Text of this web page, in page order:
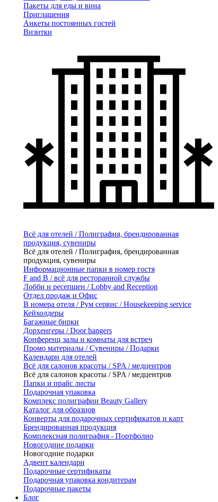
Пакеты для еды и вина
Приглашения
Анкеты постоянных гостей
Визитки
Всё для отелей / Полиграфия, брендированная
продукция, сувениры
Всё для отелей / Полиграфия, брендированная
продукция, сувениры
Информационные папки в номер гостя
F and B / всё для ресторанной службы
Лобби и ресепшен / Lobby and Reception
Отдел продаж и Офис
В номера отеля / Рум сервис / Housekeeping service
Кейхолдеры
Багажные бирки
Дорхенгеры / Door hangers
Конференц залы и комнаты для встреч
Промо материалы / Сувениры / Подарки
Календари для отелей
Всё для салонов красоты / SPA / медцентров
Всё для салонов красоты / SPA / медцентров
Папки и прайс листы
Подарочная упаковка
Комплекс полиграфии Beauty Gallery
Каталог для образцов
Конверты для подарочных сертификатов и карт
Брендированная продукция
Комплексная полиграфия - Портфолио
Новогодние подарки
Новогодние подарки
Адвент календари
Подарочные сертификаты
Подарочная упаковка кондитерам
Подарочные пакеты
Блог